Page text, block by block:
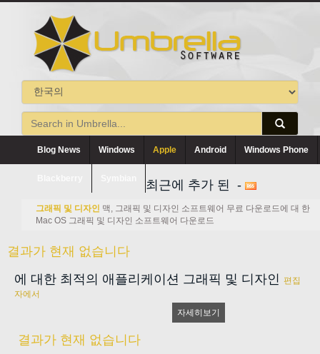
Blog News Windows Apple Android Windows Phone
최근에 추가 된 -
그래픽 및 디자인 맥, 그래픽 및 디자인 소프트웨어 무료 다운로드에 대 한
Mac OS 그래픽 및 디자인 소프트웨어 다운로드
결과가 현재 없습니다
에 대한 최적의 애플리케이션 그래픽 및 디자인 편집
자에서
자세히보기
결과가 현재 없습니다